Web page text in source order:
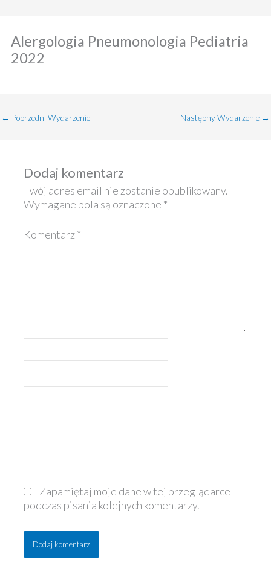
Alergologia Pneumonologia Pediatria
2022
← Poprzedni Wydarzenie Następny Wydarzenie →
Dodaj komentarz
Twój adres email nie zostanie opublikowany.
Wymagane pola są oznaczone *
Komentarz*
mail*
internetowa
Zapamiętaj moje dane w tej przeglądarce
podczas pisania kolejnych komentarzy.